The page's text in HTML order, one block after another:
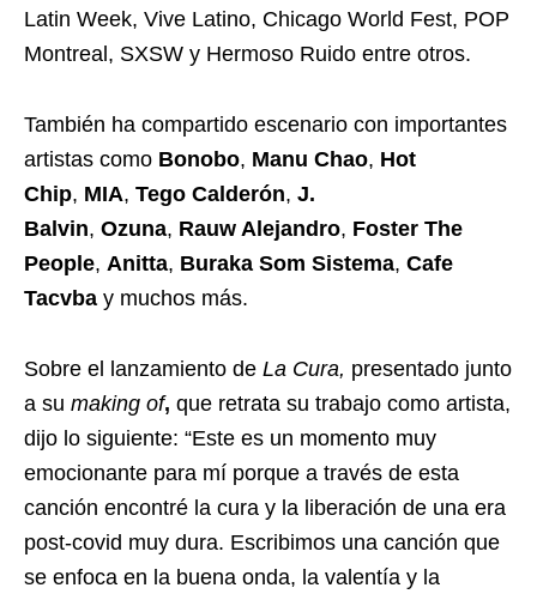
Latin Week, Vive Latino, Chicago World Fest, POP
Montreal, SXSW y Hermoso Ruido entre otros.
También ha compartido escenario con importantes
artistas como Bonobo, Manu Chao, Hot
Chip, MIA, Tego Calderón, J.
Balvin, Ozuna, Rauw Alejandro, Foster The
People, Anitta, Buraka Som Sistema, Cafe
Tacvba y muchos más.
Sobre el lanzamiento de La Cura, presentado junto
a su making of, que retrata su trabajo como artista,
dijo lo siguiente: “Este es un momento muy
emocionante para mí porque a través de esta
canción encontré la cura y la liberación de una era
post-covid muy dura. Escribimos una canción que
se enfoca en la buena onda, la valentía y la